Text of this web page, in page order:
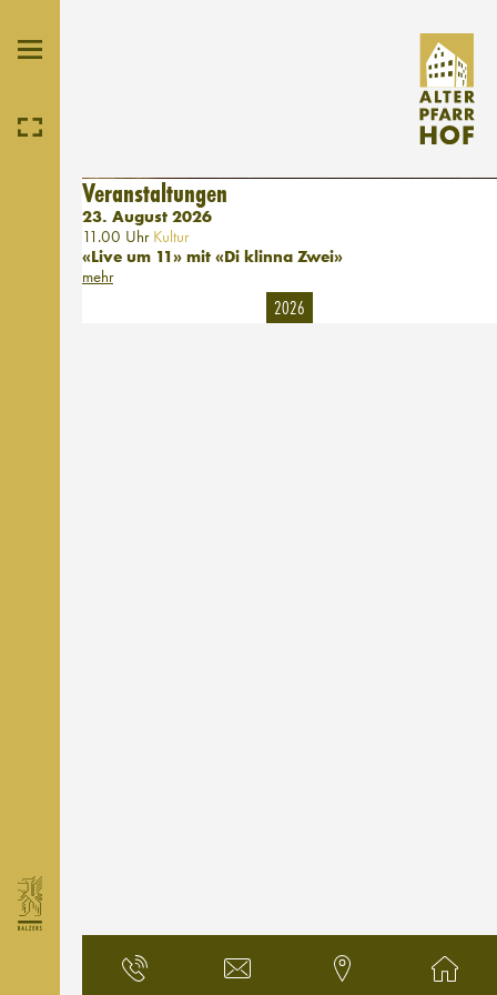
Veranstaltungen
23. August 2026
11.00 Uhr Kultur
«Live um 11» mit «Di klinna Zwei»
mehr
2026